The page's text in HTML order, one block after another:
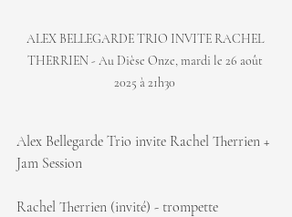
ALEX BELLEGARDE TRIO INVITE RACHEL
THERRIEN - Au Dièse Onze, mardi le 26 août
2025 à 21h30
Alex Bellegarde Trio invite Rachel Therrien +
Jam Session
Rachel Therrien (invité) - trompette